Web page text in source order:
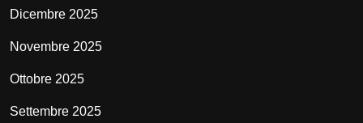
Dicembre 2025
Novembre 2025
Ottobre 2025
Settembre 2025